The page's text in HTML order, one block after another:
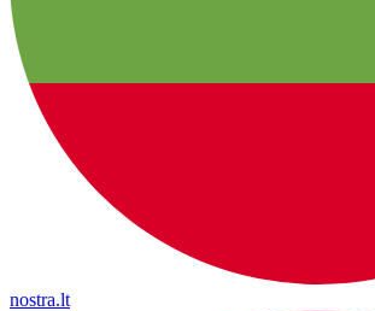
nostra.lt